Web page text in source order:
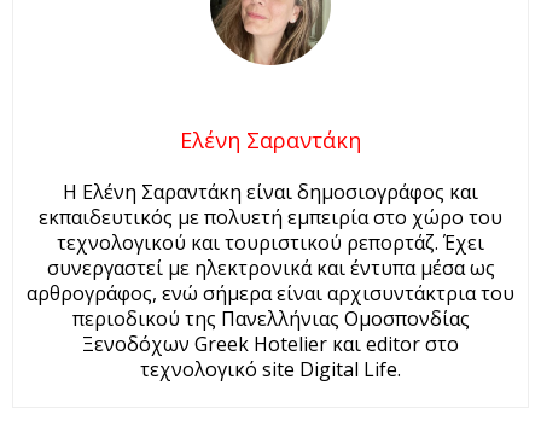
Ελένη Σαραντάκη
Η Ελένη Σαραντάκη είναι δημοσιογράφος και
εκπαιδευτικός με πολυετή εμπειρία στο χώρο του
τεχνολογικού και τουριστικού ρεπορτάζ. Έχει
συνεργαστεί με ηλεκτρονικά και έντυπα μέσα ως
αρθρογράφος, ενώ σήμερα είναι αρχισυντάκτρια του
περιοδικού της Πανελλήνιας Ομοσπονδίας
Ξενοδόχων Greek Hotelier και editor στο
τεχνολογικό site Digital Life.